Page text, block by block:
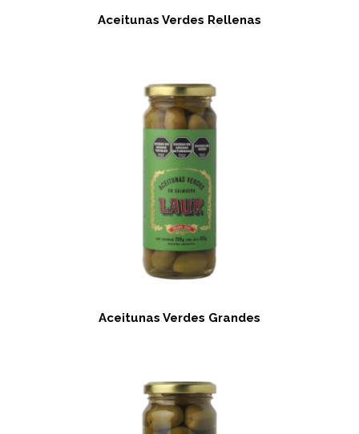
Aceitunas Verdes Rellenas
Aceitunas Verdes Grandes